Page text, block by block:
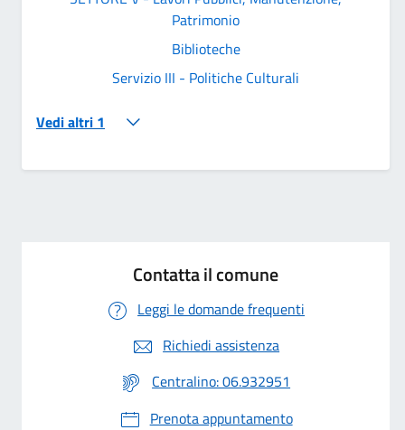
Patrimonio
Biblioteche
Servizio III - Politiche Culturali
Vedi altri 1
Contatta il comune
Leggi le domande frequenti
Richiedi assistenza
Centralino: 06.932951
Prenota appuntamento